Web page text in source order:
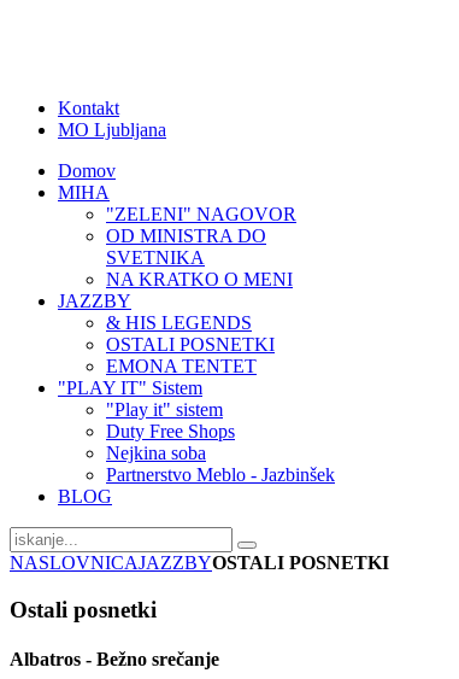
Kontakt
MO Ljubljana
Domov
MIHA
"ZELENI" NAGOVOR
OD MINISTRA DO
SVETNIKA
NA KRATKO O MENI
JAZZBY
& HIS LEGENDS
OSTALI POSNETKI
EMONA TENTET
"PLAY IT" Sistem
"Play it" sistem
Duty Free Shops
Nejkina soba
Partnerstvo Meblo - Jazbinšek
BLOG
NASLOVNICAJAZZBYOSTALI POSNETKI
Ostali posnetki
Albatros - Bežno srečanje